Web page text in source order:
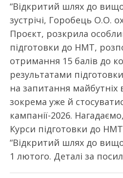
“Відкритий шлях до
зустрічі, Горобець О.О.
Проєкт, розкрила
підготовки до НМТ,
отримання 15 балів до
результатами
на запитання майбутніх
зокрема уже й
кампанії-2026.
Курси підготовки до
“Відкритий шлях до
1 лютого. Деталі за